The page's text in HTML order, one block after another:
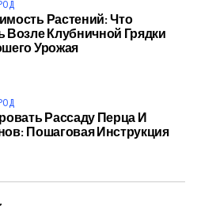
Растений: Что
Возле Клубничной Грядки
Урожая
Рассаду Перца И
Пошаговая Инструкция